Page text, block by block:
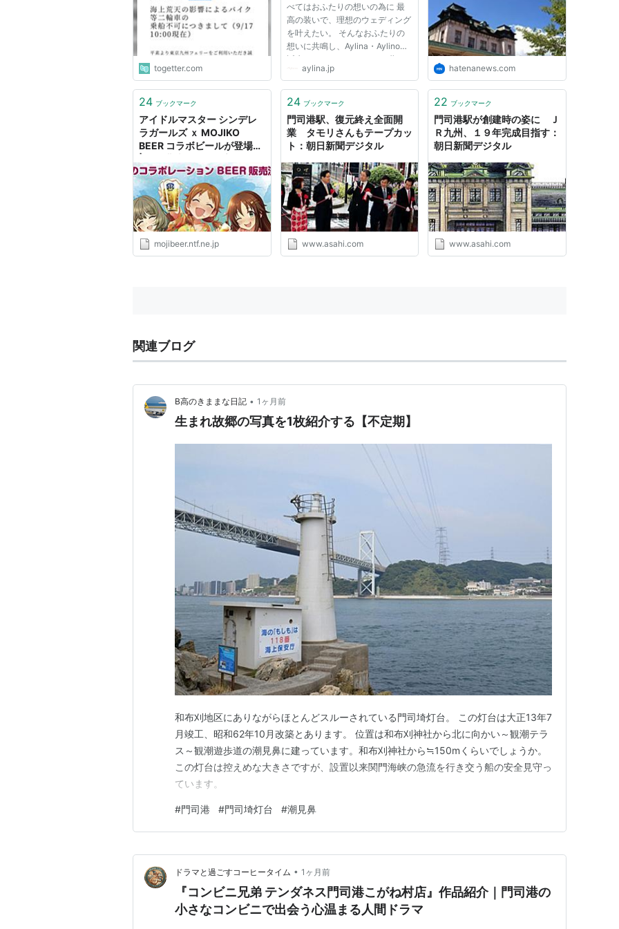
togetter.com
べてはおふたりの想いの為に 最
高の装いで、理想のウェディング
を叶えたい。 そんなおふたりの
想いに共鳴し、Aylina・Aylinoは
誕生しました。 おふたりの夢や
希望には、As you like it.～お気に
で仕立てたSweet＆Luxuryなドレ
aylina.jp hatenanews.com
24 ブックマーク
アイドルマスター シンデレ
ラガールズ ｘ MOJIKO
BEER コラボビールが登場！
mojibeer.ntf.ne.jp
24 ブックマーク
門司港駅、復元終え全面開
業 タモリさんもテープカッ
ト：朝日新聞デジタル
www.asahi.com
22 ブックマーク
門司港駅が創建時の姿に Ｊ
Ｒ九州、１９年完成目指す：
朝日新聞デジタル
www.asahi.com
関連ブログ
B高のきままな日記 • 1ヶ月前
生まれ故郷の写真を1枚紹介する【不定期】
和布刈地区にありながらほとんどスルーされている門司埼灯台。 この灯台は大正13年7
月竣工、昭和62年10月改築とあります。 位置は和布刈神社から北に向かい～観潮テラ
ス～観潮遊歩道の潮見鼻に建っています。和布刈神社から≒150mくらいでしょうか。
この灯台は控えめな大きさですが、設置以来関門海峡の急流を行き交う船の安全見守っ
ています。
#門司港 #門司埼灯台 #潮見鼻
ドラマと過ごすコーヒータイム • 1ヶ月前
『コンビニ兄弟 テンダネス門司港こがね村店』作品紹介｜門司港の
小さなコンビニで出会う心温まる人間ドラマ